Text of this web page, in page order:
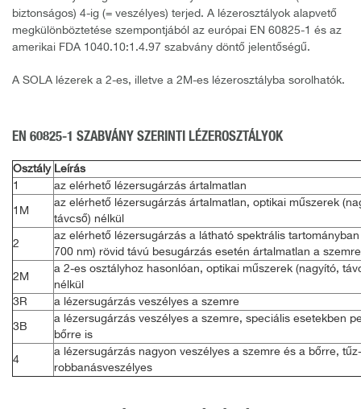
biztonságos) 4-ig (= veszélyes) terjed. A lézerosztályok alapvető
megkülönböztetése szempontjából az európai EN 60825-1 és az
amerikai FDA 1040.10:1.4.97 szabvány döntő jelentőségű.
A SOLA lézerek a 2-es, illetve a 2M-es lézerosztályba sorolhatók.
EN 60825-1 SZABVÁNY SZERINTI LÉZEROSZTÁLYOK
Osztály Leírás
1
az elérhető lézersugárzás ártalmatlan
1M
az elérhető lézersugárzás ártalmatlan, optikai műszerek
távcső) nélkül
2
az elérhető lézersugárzás a látható spektrális
700 nm) rövid távú besugárzás esetén ártalmatlan a szemre
2M
a 2-es osztályhoz hasonlóan, optikai műszerek (nagyító,
nélkül
3R
a lézersugárzás veszélyes a szemre
3B
a lézersugárzás veszélyes a szemre, speciális esetekben
bőrre is
4
a lézersugárzás nagyon veszélyes a szemre és a bőrre,
robbanásveszélyes